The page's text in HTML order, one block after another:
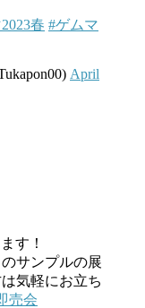
春 #ゲムマ
April
す！
サンプルの展
気軽にお立ち
売会